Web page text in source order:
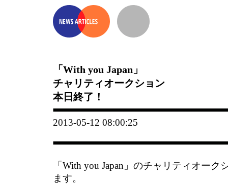
「With you Japan」
チャリティオークション
本日終了！
2013-05-12 08:00:25
「With you Japan」のチャリティオー
ます。